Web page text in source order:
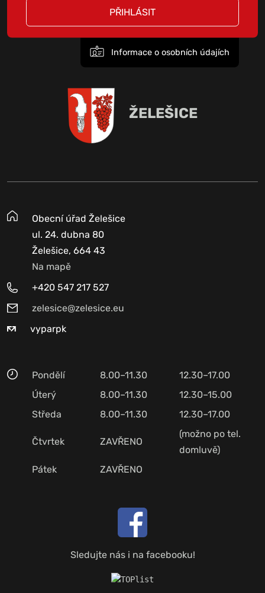
PŘIHLÁSIT
Informace o osobních údajích
ŽELEŠICE
Obecní úřad Želešice
ul. 24. dubna 80
Želešice, 664 43
Na mapě
+420 547 217 527
zelesice@zelesice.eu
vyparpk
Pondělí 8.00–11.30
12.30–17.00
Úterý
8.00–11.30
12.30–15.00
Středa
8.00–11.30 12.30–17.00
Čtvrtek ZAVŘENO
(možno po tel.
domluvě)
Pátek
ZAVŘENO
Sledujte nás i na facebooku!